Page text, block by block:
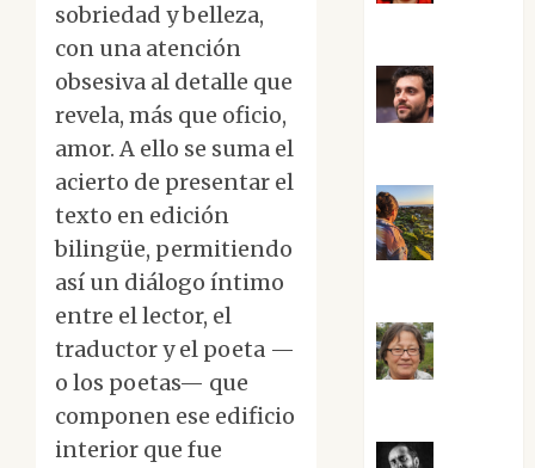
sobriedad y belleza,
con una atención
obsesiva al detalle que
revela, más que oficio,
amor. A ello se suma el
acierto de presentar el
texto en edición
bilingüe, permitiendo
así un diálogo íntimo
entre el lector, el
traductor y el poeta —
o los poetas— que
componen ese edificio
interior que fue